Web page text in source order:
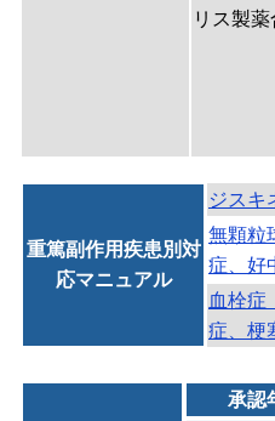
リス製
重篤副作用疾患別対
応マニュアル
ジスキ
無顆粒
症、好
血栓症
症、梗
承認